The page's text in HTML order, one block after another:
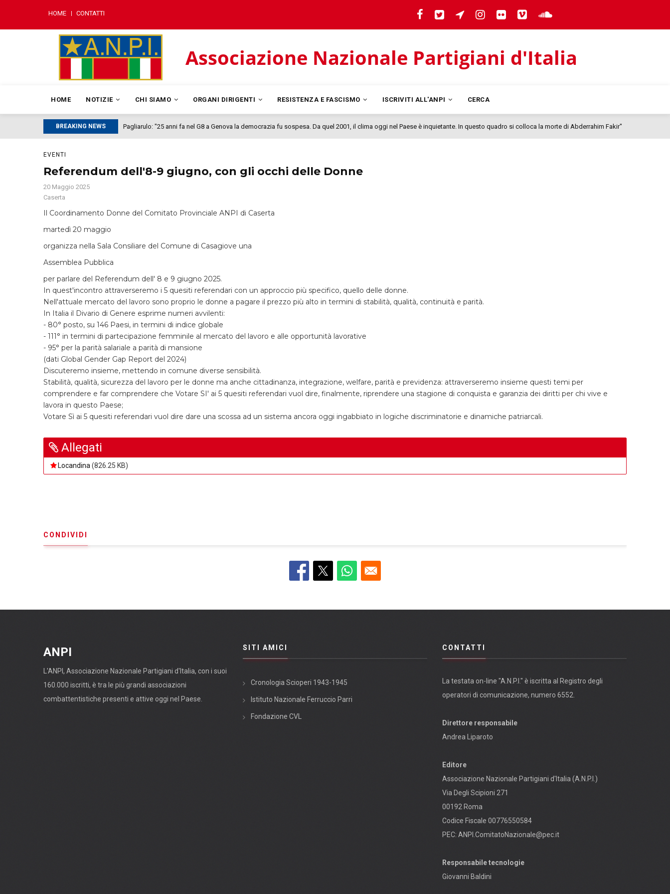
contenuto
MENU
MOBILE
HOME CONTATTI
Associazione Nazionale Partigiani d'Italia
NAVIGATION
HOME NOTIZIE CHI SIAMO ORGANI DIRIGENTI RESISTENZA E FASCISMO ISCRIVITI ALL'ANPI CERCA
BREAKING NEWS Pagliarulo: "25 anni fa nel G8 a Genova la democrazia fu sospesa. Da quel 2001, il clima oggi nel Paese è inquietante. In questo quadro si colloca la morte di Abderrahim Fakir"
EVENTI
Referendum dell'8-9 giugno, con gli occhi delle Donne
20 Maggio 2025
Caserta
Il Coordinamento Donne del Comitato Provinciale ANPI di Caserta
martedì 20 maggio
organizza nella Sala Consiliare del Comune di Casagiove una
Assemblea Pubblica
per parlare del Referendum dell' 8 e 9 giugno 2025.
In quest'incontro attraverseremo i 5 quesiti referendari con un approccio più specifico, quello delle donne.
Nell'attuale mercato del lavoro sono proprio le donne a pagare il prezzo più alto in termini di stabilità, qualità, continuità e parità.
In Italia il Divario di Genere esprime numeri avvilenti:
- 80° posto, su 146 Paesi, in termini di indice globale
- 111° in termini di partecipazione femminile al mercato del lavoro e alle opportunità lavorative
- 95° per la parità salariale a parità di mansione
(dati Global Gender Gap Report del 2024)
Discuteremo insieme, mettendo in comune diverse sensibilità.
Stabilità, qualità, sicurezza del lavoro per le donne ma anche cittadinanza, integrazione, welfare, parità e previdenza: attraverseremo insieme questi temi per
comprendere e far comprendere che Votare SI' ai 5 quesiti referendari vuol dire, finalmente, riprendere una stagione di conquista e garanzia dei diritti per chi vive e
lavora in questo Paese;
Votare Sì ai 5 quesiti referendari vuol dire dare una scossa ad un sistema ancora oggi ingabbiato in logiche discriminatorie e dinamiche patriarcali.
Allegati
Locandina (826.25 KB)
CONDIVIDI
ANPI
L'ANPI, Associazione Nazionale Partigiani d'Italia, con i suoi
160.000 iscritti, è tra le più grandi associazioni
combattentistiche presenti e attive oggi nel Paese.
SITI AMICI
Cronologia Scioperi 1943-1945
Istituto Nazionale Ferruccio Parri
Fondazione CVL
CONTATTI
La testata on-line "A.N.P.I." è iscritta al Registro degli
operatori di comunicazione, numero 6552.
Direttore responsabile
Andrea Liparoto
Editore
Associazione Nazionale Partigiani d'Italia (A.N.P.I.)
Via Degli Scipioni 271
00192 Roma
Codice Fiscale 00776550584
PEC: ANPI.ComitatoNazionale@pec.it
Responsabile tecnologie
Giovanni Baldini